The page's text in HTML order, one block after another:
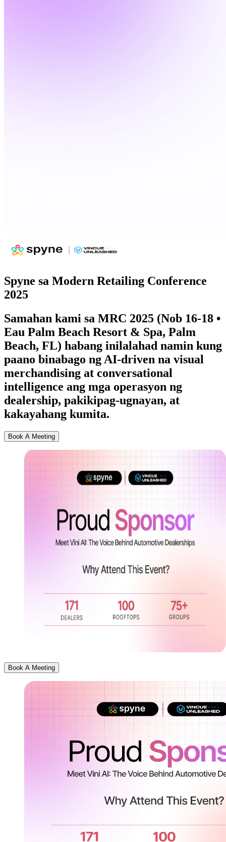
Spyne sa Modern Retailing Conference
2025
Samahan kami sa MRC 2025 (Nob 16-18 •
Eau Palm Beach Resort & Spa, Palm
Beach, FL) habang inilalahad namin kung
paano binabago ng AI-driven na visual
merchandising at conversational
intelligence ang mga operasyon ng
dealership, pakikipag-ugnayan, at
kakayahang kumita.
Book A Meeting
Book A Meeting